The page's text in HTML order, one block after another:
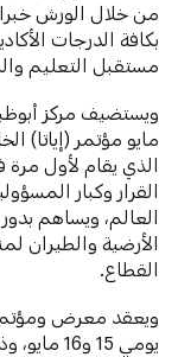
من خلال الورش
بكافة الدرجات
مستقبل التعليم
مايو مؤتمر (إياتا)
الذي يقام لأول
العالم، ويساهم
الأرضية والطيران
القطاع.
يومي 15